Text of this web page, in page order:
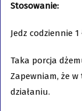
Stosowanie:
Jedz codziennie
Taka porcja
Zapewniam, że w
działaniu.